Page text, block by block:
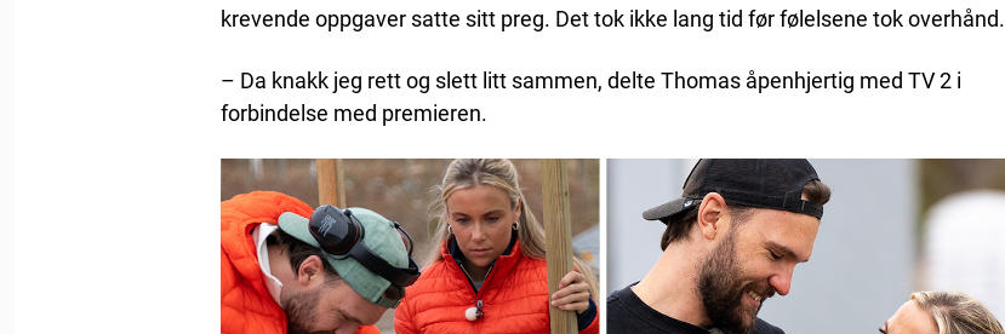
krevende oppgaver satte sitt preg. Det tok ikke lang tid før følelsene tok overhånd.
– Da knakk jeg rett og slett litt sammen, delte Thomas åpenhjertig med TV 2 i
forbindelse med premieren.